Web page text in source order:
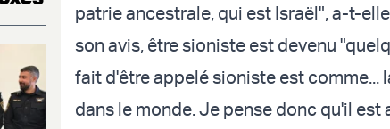
patrie ancestrale, qui est Israël", a-t-
son avis, être sioniste est devenu
fait d'être appelé sioniste est comme...
dans le monde. Je pense donc qu'il